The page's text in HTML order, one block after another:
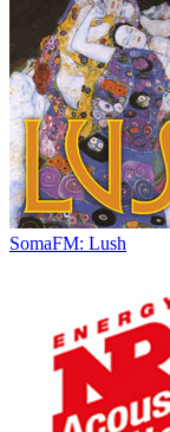
SomaFM: Lush